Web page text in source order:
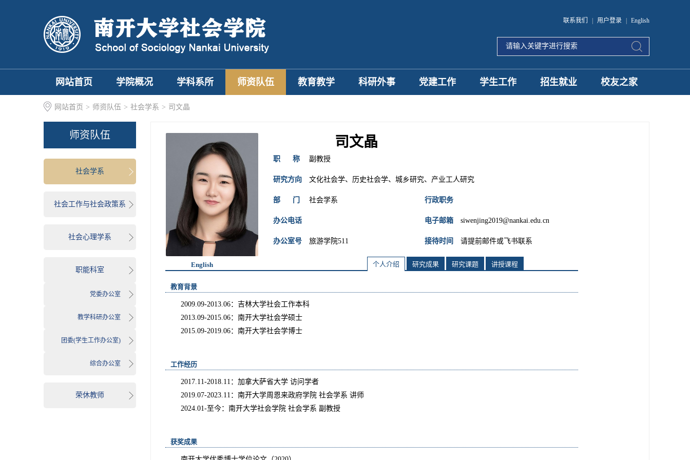
联系我们 用户登录 English
网站首页 学院概况 学科系所 师资队伍 教育教学 科研外事 党建工作 学生工作 招生就业 校友之家
网站首页 > 师资队伍 > 社会学系 > 司文晶
师资队伍
社会学系
社会工作与社会政策系
社会心理学系
职能科室
党委办公室
教学科研办公室
团委(学生工作办公室)
综合办公室
荣休教师
司文晶
职 称 副教授
研究方向 文化社会学、历史社会学、城乡研究、产业工人研究
部 门 社会学系 行政职务
办公电话 电子邮箱 siwenjing2019@nankai.edu.cn
办公室号 旅游学院511 接待时间 请提前邮件或飞书联系
English 个人介绍 研究成果 研究课题 讲授课程
教育背景
2009.09-2013.06：吉林大学社会工作本科
2013.09-2015.06：南开大学社会学硕士
2015.09-2019.06：南开大学社会学博士
工作经历
2017.11-2018.11：加拿大萨省大学 访问学者
2019.07-2023.11：南开大学周恩来政府学院 社会学系 讲师
2024.01-至今：南开大学社会学院 社会学系 副教授
获奖成果